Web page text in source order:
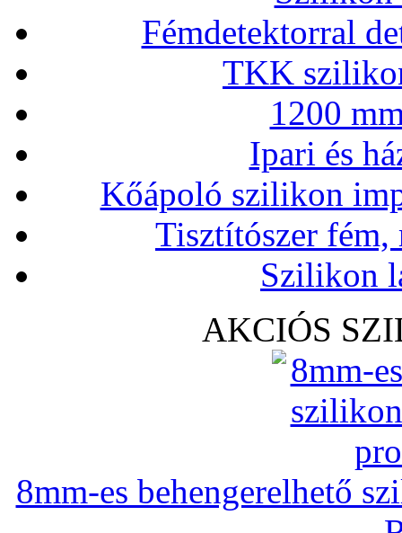
Fémdetektorral
TKK
1200
Ipari és
Kőápoló szilikon
Tisztítószer
Szilikon
AKCIÓS
8mm-es behengerelhető